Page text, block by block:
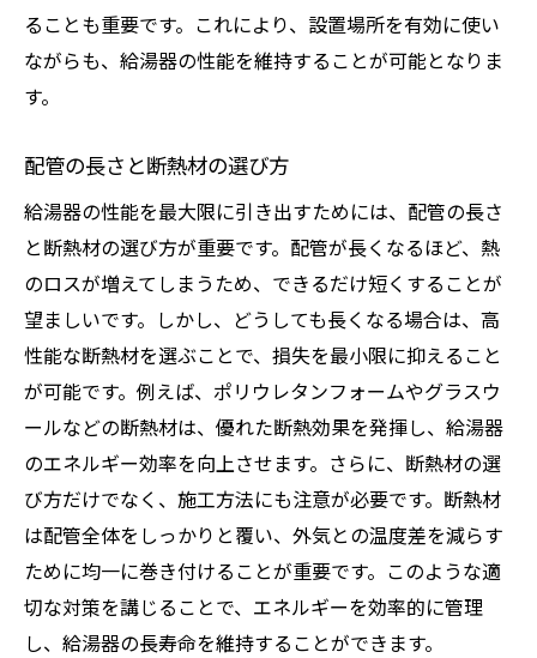
ることも重要です。これにより、設置場所を有効に使い
ながらも、給湯器の性能を維持することが可能となりま
す。
配管の長さと断熱材の選び方
給湯器の性能を最大限に引き出すためには、配管の長さ
と断熱材の選び方が重要です。配管が長くなるほど、熱
のロスが増えてしまうため、できるだけ短くすることが
望ましいです。しかし、どうしても長くなる場合は、高
性能な断熱材を選ぶことで、損失を最小限に抑えること
が可能です。例えば、ポリウレタンフォームやグラスウ
ールなどの断熱材は、優れた断熱効果を発揮し、給湯器
のエネルギー効率を向上させます。さらに、断熱材の選
び方だけでなく、施工方法にも注意が必要です。断熱材
は配管全体をしっかりと覆い、外気との温度差を減らす
ために均一に巻き付けることが重要です。このような適
切な対策を講じることで、エネルギーを効率的に管理
し、給湯器の長寿命を維持することができます。